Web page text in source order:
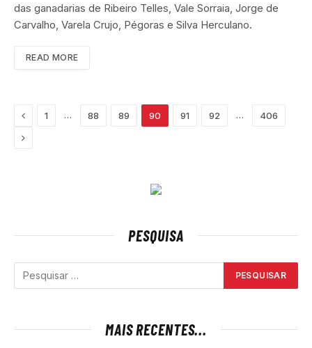
das ganadarias de Ribeiro Telles, Vale Sorraia, Jorge de
Carvalho, Varela Crujo, Pégoras e Silva Herculano.
READ MORE
Previous
1 … 88 89 90 91 92 … 406
Next
PESQUISA
MAIS RECENTES...